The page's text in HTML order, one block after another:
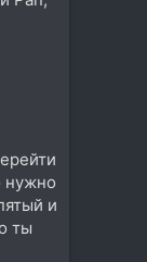
нужно
и
ты